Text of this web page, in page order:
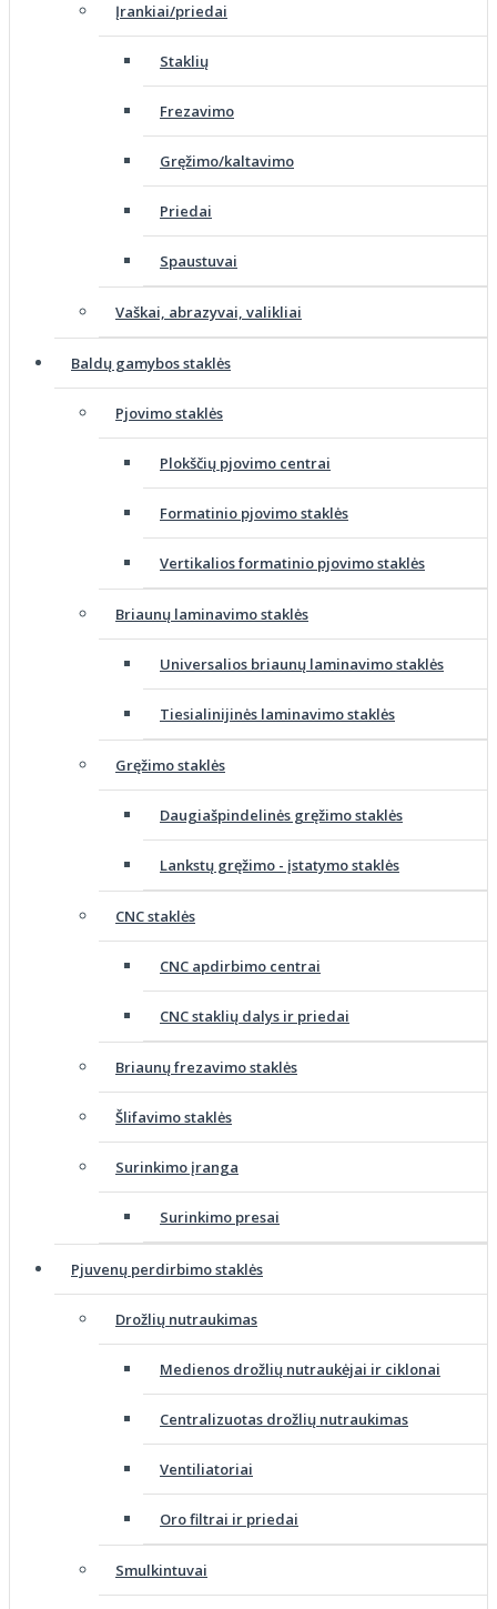
Įrankiai/priedai
Staklių
Frezavimo
Gręžimo/kaltavimo
Priedai
Spaustuvai
Vaškai, abrazyvai, valikliai
Baldų gamybos staklės
Pjovimo staklės
Plokščių pjovimo centrai
Formatinio pjovimo staklės
Vertikalios formatinio pjovimo staklės
Briaunų laminavimo staklės
Universalios briaunų laminavimo staklės
Tiesialinijinės laminavimo staklės
Gręžimo staklės
Daugiašpindelinės gręžimo staklės
Lankstų gręžimo - įstatymo staklės
CNC staklės
CNC apdirbimo centrai
CNC staklių dalys ir priedai
Briaunų frezavimo staklės
Šlifavimo staklės
Surinkimo įranga
Surinkimo presai
Pjuvenų perdirbimo staklės
Drožlių nutraukimas
Medienos drožlių nutraukėjai ir ciklonai
Centralizuotas drožlių nutraukimas
Ventiliatoriai
Oro filtrai ir priedai
Smulkintuvai